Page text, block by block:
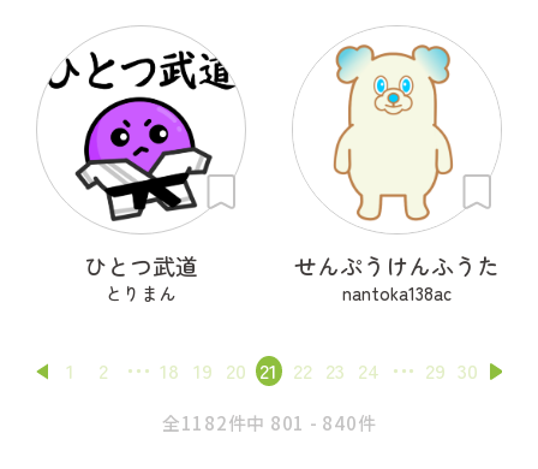
ひとつ武道
とりまん
せんぷうけんふうた
nantoka138ac
1 2 18 19 20 21 22 23 24 29 30
全1182件中 801 - 840件